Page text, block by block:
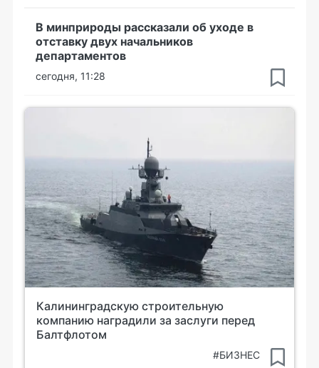
В минприроды рассказали об уходе в
отставку двух начальников
департаментов
сегодня, 11:28
Калининградскую строительную
компанию наградили за заслуги перед
Балтфлотом
#БИЗНЕС